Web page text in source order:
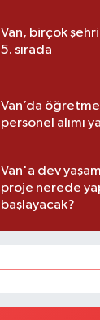
Van, birçok
5. sırada
Van’da
personel alımı
Van'a dev
proje nerede
başlayacak?